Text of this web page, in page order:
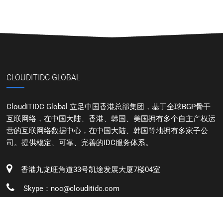
CLOUDITIDC GLOBAL
CloudITIDC Global 立足中国香港总部集团，基于全球BGP骨干
互联网络，在中国大陆、香港、韩国、美国拥有多个自主产权运
营的互联网络数据中心，在中国大陆、韩国等地拥有多家子公
司。提供稳定、可靠、完善的IDC服务体系。
香港九龙旺角道33号凯途发展大厦7楼04室
Skype：noc@clouditidc.com